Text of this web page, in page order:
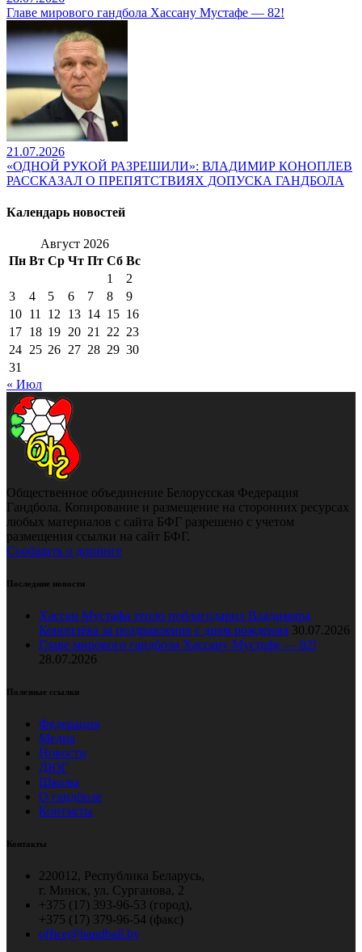
Главе мирового гандбола Хассану Мустафе — 82!
21.07.2026
«ОДНОЙ РУКОЙ РАЗРЕШИЛИ»: ВЛАДИМИР КОНОПЛЕВ
РАССКАЗАЛ О ПРЕПЯТСТВИЯХ ДОПУСКА ГАНДБОЛА
Календарь новостей
Август 2026
Пн Вт Ср Чт Пт Сб Вс
1
2
3
4 5 6 7 8
9
10 11 12 13 14 15 16
17 18 19 20 21 22 23
24 25 26 27 28 29 30
31
« Июл
Общественное объединение Белорусская Федерация
Гандбола. Копирование и размещение на сторонних ресурсах
любых материалов с сайта БФГ разрешено с учетом
размещения ссылки на сайт БФГ.
Сообщить о допинге
Последние новости
Хассан Мустафа тепло поблагодарил Владимира
Коноплёва за поздравление с днем рождения 30.07.2026
Главе мирового гандбола Хассану Мустафе — 82!
28.07.2026
Полезные ссылки
Федерация
Медиа
Новости
ДЮГ
Школы
О гандболе
Контакты
Контакты
220012, Республика Беларусь,
г. Минск, ул. Сурганова, 2
+375 (17) 393-96-53 (город),
+375 (17) 379-96-54 (факс)
office@handball.by